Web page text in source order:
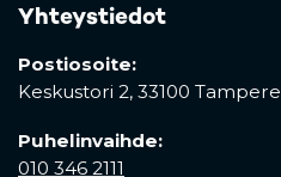
Yhteystiedot
Postiosoite:
Keskustori 2, 33100 Tampere
Puhelinvaihde:
010 346 2111